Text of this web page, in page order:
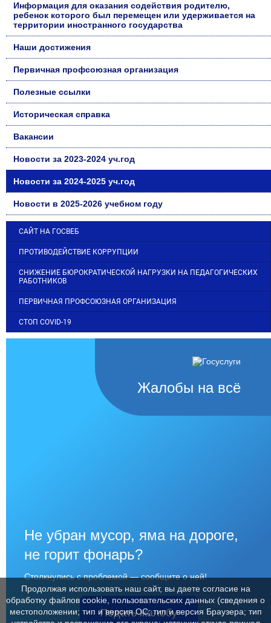
Информация для оказания содействия родителю,
ребенок которого был перемещен или удерживается на
территории иностранного государства
Наши достижения
Первичная профсоюзная организация
Полезные ссылки
Историческая справка
Вакансии
Новости за 2023-2024 уч.год
Новости за 2024-2025 уч.год
Новости в 2025-2026 учебном году
САЙТ НА ГОСВЕБ
ПРОТИВОДЕЙСТВИЕ КОРРУПЦИИ
СНИЖЕНИЕ БЮРОКРАТИЧЕСКОЙ НАГРУЗКИ НА ПЕДАГОГИЧЕСКИХ
РАБОТНИКОВ
ПЕРВИЧНАЯ ПРОФСОЮЗНАЯ ОРГАНИЗАЦИЯ
СТОП COVID-19
Жалобы на всё
Не убран мусор, яма на дороге,
не горит фонарь?
Столкнулись с проблемой — сообщите о ней!
Подать жалобу
Продолжая использовать наш сайт, вы даете согласие на
обработку файлов cookie, пользовательских данных (сведения о
местоположении; тип и версия ОС; тип и версия Браузера; тип